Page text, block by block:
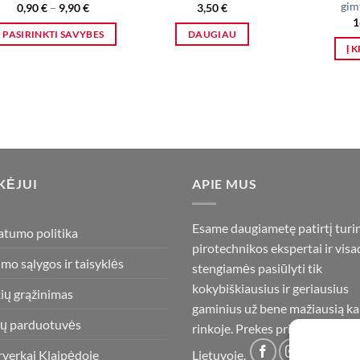
0,90€ – 9,90€Price
0,90 €
through
PASIRINKTI SAVYBES
The
on
the
page
3,50€
DAUGIAU
Į
politika
sąlygos ir taisyklės
grąžinimas
parduotuvės
Klaipėdoje
APIE MUS
Esame daugiametę patirtį
pirotechnikos ekspertai ir
stengiamės pasiūlyti tik
kokybiškiausius ir geriausius
gaminius už bene mažiausią
rinkoje. Prekes pristatome
Lietuvoje.